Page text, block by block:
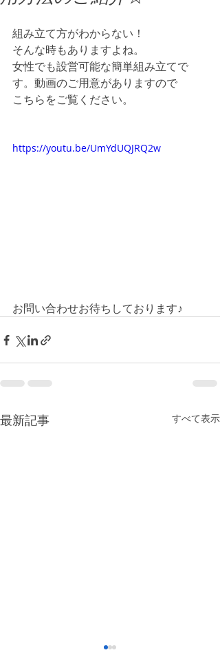
組み立て方がわからない！
そんな時もありますよね。
女性でも設営可能な簡単組み立てで
す。動画のご用意がありますので
こちらをご覧ください。
https://youtu.be/UmYdUQJRQ2w
お問い合わせお待ちしております♪
最新記事 すべて表示